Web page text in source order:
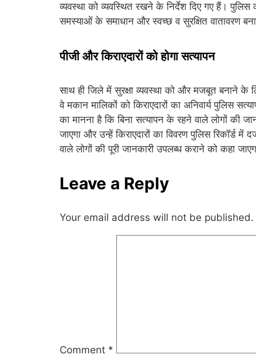
व्यवस्था को व्यवस्थित रखने के निर्देश दिए गए हैं।
समस्याओं के समाधान और स्वच्छ व सुरक्षित वातावरण
पीजी और किराएदारों को होगा सत्यापन
साथ ही जिले में सुरक्षा व्यवस्था को और मजबूत बनाने के
वे मकान मालिकों को किराएदारों का अनिवार्य पुलिस
का मानना है कि बिना सत्यापन के रहने वाले लोगों की
जाएगा और उन्हें किराएदारों का विवरण पुलिस रिकॉर्ड
वाले लोगों की पूरी जानकारी उपलब्ध कराने को कहा
Leave a Reply
Your email address will not be published.
Comment *